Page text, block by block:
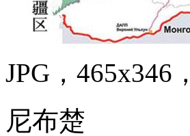
JPG，465x346
尼布楚